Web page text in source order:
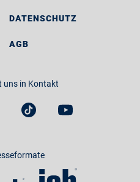
DATENSCHUTZ
AGB
uns in Kontakt